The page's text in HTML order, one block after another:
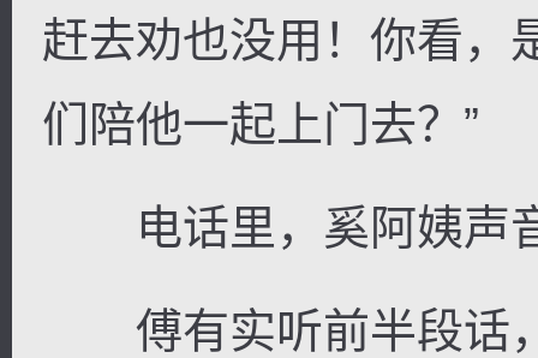
赶去劝也没用！你看，
们陪他一起上门去？”
电话里，奚阿姨声
傅有实听前半段话